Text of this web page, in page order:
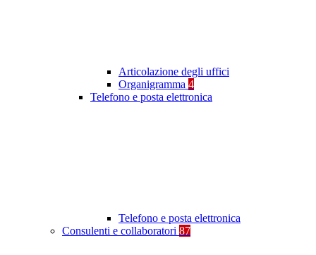
Articolazione degli uffici
Organigramma 4
Telefono e posta elettronica
Telefono e posta elettronica
Consulenti e collaboratori 87